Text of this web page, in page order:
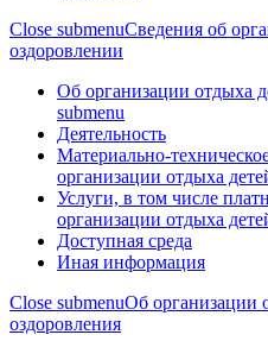
Close submenuСведения об
оздоровлении
Об организации отдыха
submenu
Деятельность
Материально-
организации отдыха
Услуги, в том числе
организации отдыха
Доступная среда
Иная информация
Close submenuОб организации
оздоровления